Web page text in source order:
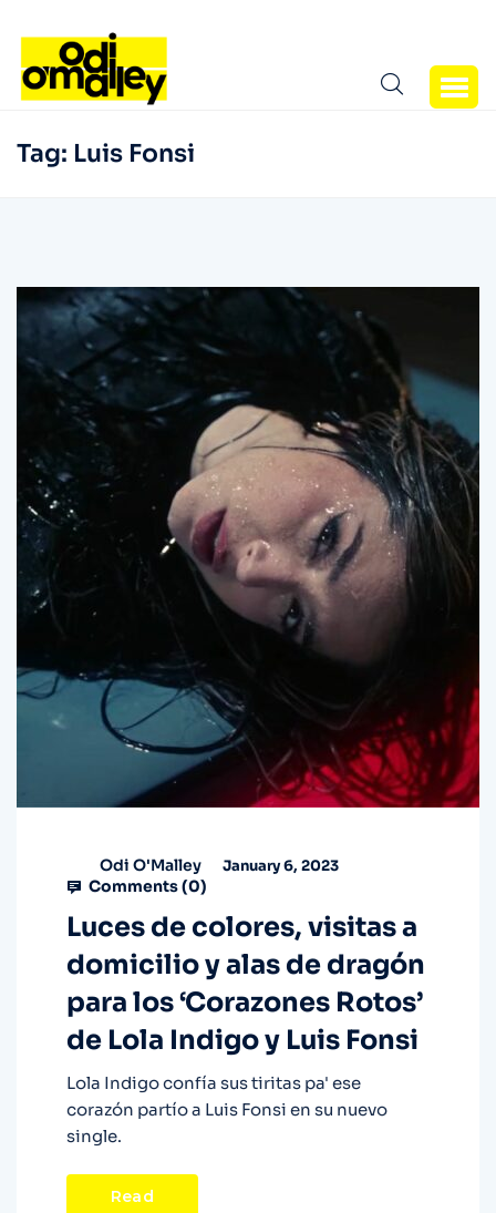
Tag: Luis Fonsi
Odi O'Malley January 6, 2023
Comments (0)
Luces de colores, visitas a
domicilio y alas de dragón
para los ‘Corazones Rotos’
de Lola Indigo y Luis Fonsi
Lola Indigo confía sus tiritas pa' ese
corazón partío a Luis Fonsi en su nuevo
single.
Read